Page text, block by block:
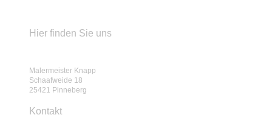
Hier finden Sie uns
Malermeister Knapp
Schaafweide 18
25421 Pinneberg
Kontakt